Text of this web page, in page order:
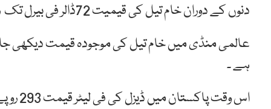
دنوں کے دوران خام تیل کی قیمیت 72ڈالر فی بیرل تک رہی ۔
ہے ۔
اس وقت پاکستان میں ڈیزل کی فی لیٹر قیمت 293 روپے اورپٹرول کی فی لیٹر قیمت 272 روپے ہے۔